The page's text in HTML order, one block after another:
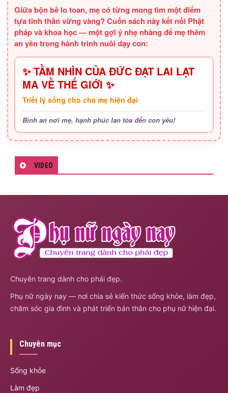
Giữa bộn bề lo toan, mẹ có từng mong tìm một điểm
tựa tinh thần vững vàng? Cuốn sách này kết nối Phật
pháp và khoa học — một gợi ý nhẹ nhàng để mẹ thêm
an yên trong hành trình nuôi dạy con:
✨ TẦM NHÌN CỦA ĐỨC ĐẠT LAI LẠT
MA VỀ THẾ GIỚI ✨
Triết lý sống cho cha mẹ hiện đại
Bình an nơi mẹ, hạnh phúc lan tỏa đến con yêu!
VIDEO
Chuyên trang dành cho phái đẹp.
Phụ nữ ngày nay — nơi chia sẻ kiến thức sống khỏe, làm đẹp,
chăm sóc gia đình và phát triển bản thân cho phụ nữ hiện đại.
Chuyên mục
Sống khỏe
Làm đẹp